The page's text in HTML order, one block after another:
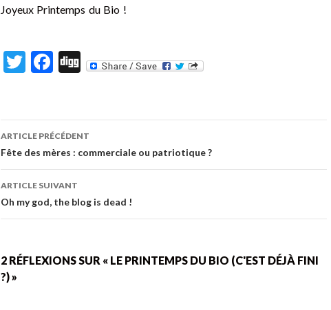
Joyeux Printemps du Bio !
T
er
F
b
o
o
k
Di
Navigation
des
articles
ARTICLE PRÉCÉDENT
Fête des mères : commerciale ou patriotique ?
ARTICLE SUIVANT
Oh my god, the blog is dead !
2 RÉFLEXIONS SUR « LE PRINTEMPS DU BIO (C'EST DÉJÀ FINI
?) »